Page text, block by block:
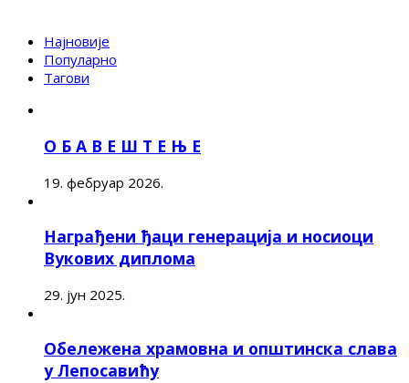
Најновије
Популарно
Тагови
О Б А В Е Ш Т Е Њ Е
19. фебруар 2026.
Награђени ђаци генерација и носиоци
Вукових диплома
29. јун 2025.
Обележена храмовна и општинска слава
у Лепосавићу